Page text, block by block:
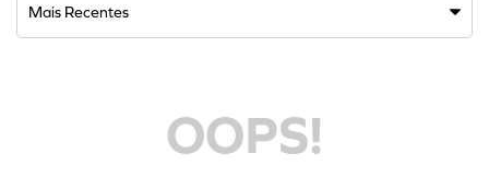
Mais Recentes
OOPS!